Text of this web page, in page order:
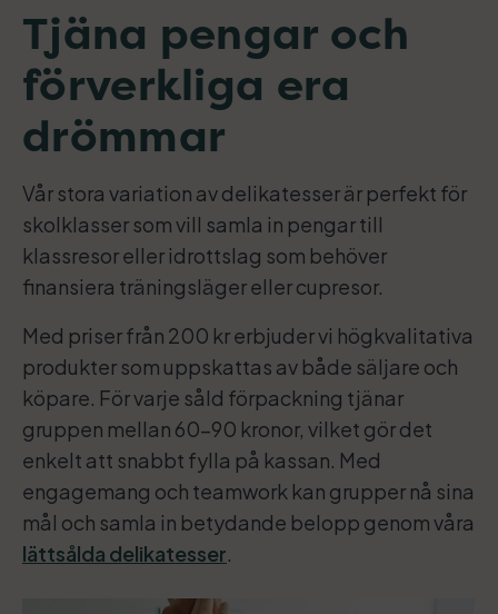
Tjäna pengar och
förverkliga era
drömmar
Vår stora variation av delikatesser är perfekt för
skolklasser som vill samla in pengar till
klassresor eller idrottslag som behöver
finansiera träningsläger eller cupresor.
Med priser från 200 kr erbjuder vi högkvalitativa
produkter som uppskattas av både säljare och
köpare. För varje såld förpackning tjänar
gruppen mellan 60-90 kronor, vilket gör det
enkelt att snabbt fylla på kassan. Med
engagemang och teamwork kan grupper nå sina
mål och samla in betydande belopp genom våra
lättsålda delikatesser.